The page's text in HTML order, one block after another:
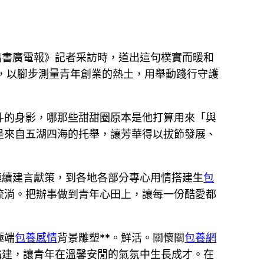
廣電報》記者采訪時，道出這句樸實而暖和
以腳步測量青年創業的熱土，用舉動踐行守護
身影，哪那些甜甜圈原本是他打算用來「與
自五湖四海的托舉，讓芳華得以拔節發展、
建言獻策，到各地各部分專心用情搭建生包
。把辦事做到青年心田上，讓每一份酷愛都
端包養感情背景雕塑**。鮮活。關懷關包養網
，讓青年在溫馨安閒的氣氛中生長成才。在